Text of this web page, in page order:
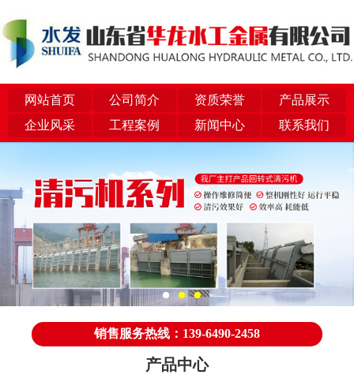
网站首页 公司简介 资质荣誉
产品展示
企业风采
工程案例 新闻中心 联系我们
销售服务热线：139-6490-2458
产品中心